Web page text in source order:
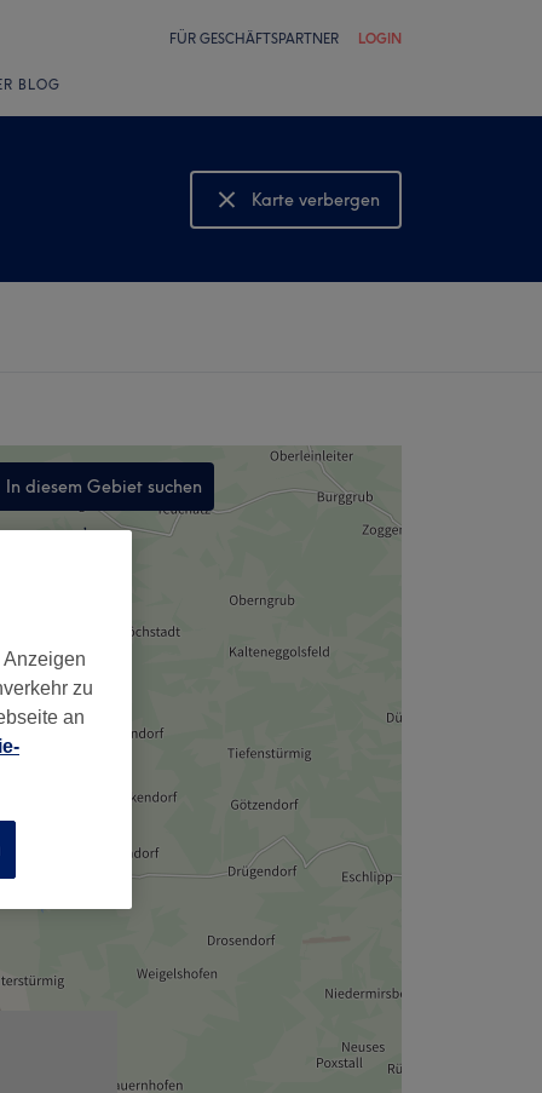
FÜR GESCHÄFTSPARTNER LOGIN
BLOG
Karte verbergen
Karte anzeigen
In diesem Gebiet suchen
,
zu
an